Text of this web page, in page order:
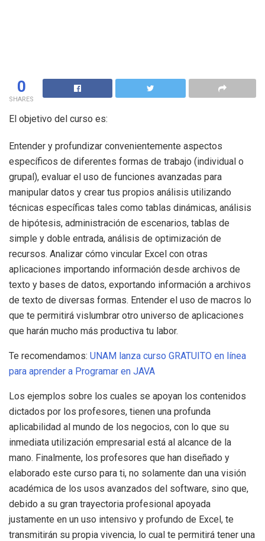
0
SHARES
El objetivo del curso es:
Entender y profundizar convenientemente aspectos
específicos de diferentes formas de trabajo (individual o
grupal), evaluar el uso de funciones avanzadas para
manipular datos y crear tus propios análisis utilizando
técnicas específicas tales como tablas dinámicas, análisis
de hipótesis, administración de escenarios, tablas de
simple y doble entrada, análisis de optimización de
recursos. Analizar cómo vincular Excel con otras
aplicaciones importando información desde archivos de
texto y bases de datos, exportando información a archivos
de texto de diversas formas. Entender el uso de macros lo
que te permitirá vislumbrar otro universo de aplicaciones
que harán mucho más productiva tu labor.
Te recomendamos: UNAM lanza curso GRATUITO en línea
para aprender a Programar en JAVA
Los ejemplos sobre los cuales se apoyan los contenidos
dictados por los profesores, tienen una profunda
aplicabilidad al mundo de los negocios, con lo que su
inmediata utilización empresarial está al alcance de la
mano. Finalmente, los profesores que han diseñado y
elaborado este curso para ti, no solamente dan una visión
académica de los usos avanzados del software, sino que,
debido a su gran trayectoria profesional apoyada
justamente en un uso intensivo y profundo de Excel, te
transmitirán su propia vivencia, lo cual te permitirá tener una